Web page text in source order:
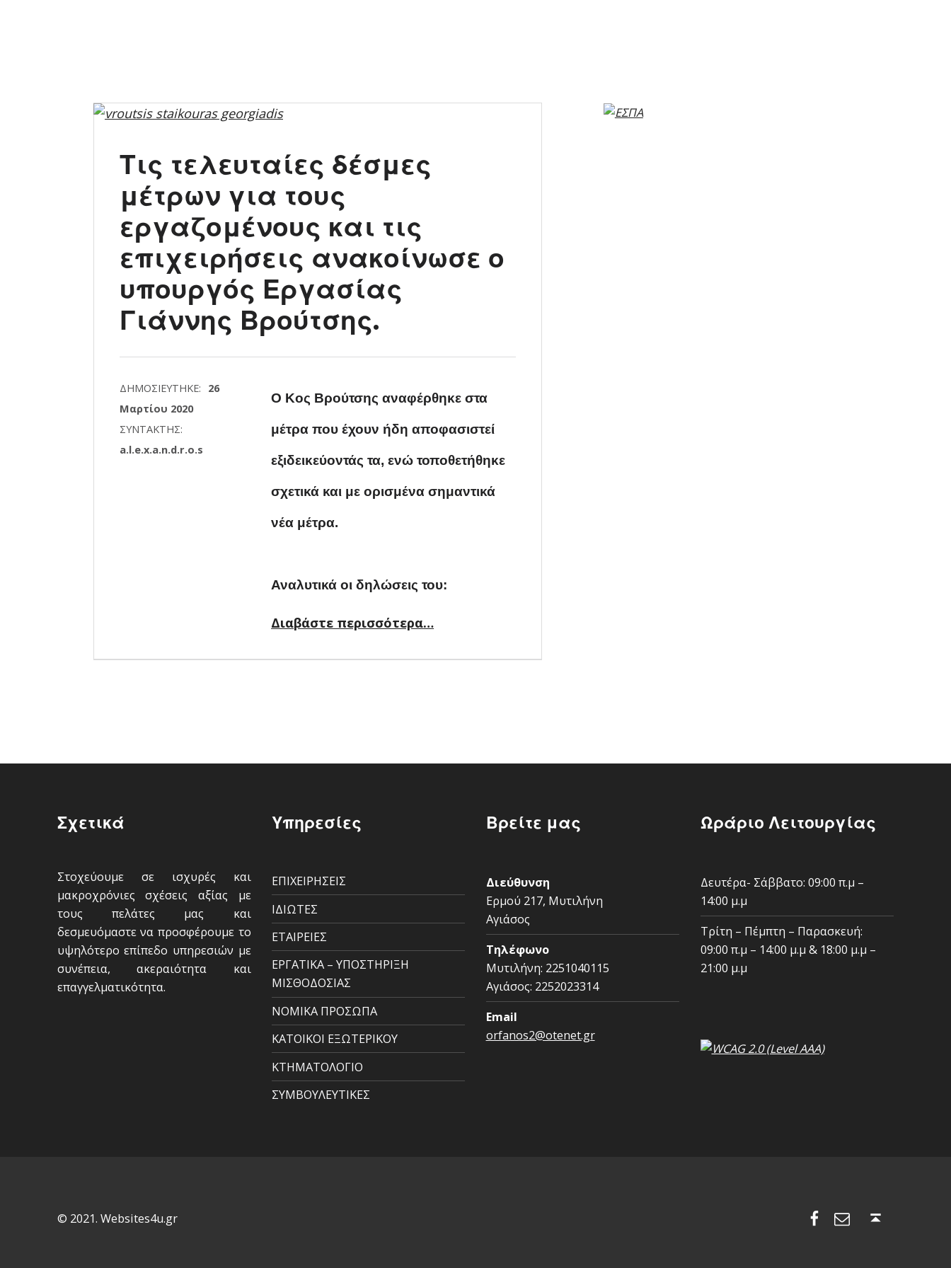
Τις τελευταίες δέσμες
μέτρων για τους
εργαζομένους και τις
επιχειρήσεις ανακοίνωσε ο
υπουργός Εργασίας
Γιάννης Βρούτσης.
ΔΗΜΟΣΙΕΎΤΗΚΕ: 26
Μαρτίου 2020
ΣΥΝΤΆΚΤΗΣ:
a.l.e.x.a.n.d.r.o.s
Ο Κος Βρούτσης αναφέρθηκε στα
μέτρα που έχουν ήδη αποφασιστεί
εξιδεικεύοντάς τα, ενώ τοποθετήθηκε
σχετικά και με ορισμένα σημαντικά
νέα μέτρα.
Αναλυτικά οι δηλώσεις του:
Διαβάστε περισσότερα“Τις τελευταίες δέσμες μέτρων για τους εργαζομένους και τις επιχειρήσεις ανακοίνωσε ο υπουργός Εργασίας Γιάννης Βρούτσης.”
…
Σχετικά
Στοχεύουμε σε ισχυρές και
μακροχρόνιες σχέσεις αξίας µε
τους πελάτες µας και
δεσµευόµαστε να προσφέρουμε το
υψηλότερο επίπεδο υπηρεσιών µε
συνέπεια, ακεραιότητα και
επαγγελµατικότητα.
Υπηρεσίες
ΕΠΙΧΕΙΡΗΣΕΙΣ
ΙΔΙΩΤΕΣ
ΕΤΑΙΡΕΙΕΣ
ΕΡΓΑΤΙΚΑ – ΥΠΟΣΤΗΡΙΞΗ
ΜΙΣΘΟΔΟΣΙΑΣ
ΝΟΜΙΚΑ ΠΡΟΣΩΠΑ
ΚΑΤΟΙΚΟΙ ΕΞΩΤΕΡΙΚΟΥ
ΚΤΗΜΑΤΟΛΟΓΙΟ
ΣΥΜΒΟΥΛΕΥΤΙΚΕΣ
Βρείτε μας
Διεύθυνση
Ερμού 217, Μυτιλήνη
Αγιάσος
Τηλέφωνο
Μυτιλήνη: 2251040115
Αγιάσος: 2252023314
Email
orfanos2@otenet.gr
Ωράριο Λειτουργίας
Δευτέρα- Σάββατο: 09:00 π.μ –
14:00 μ.μ
Τρίτη – Πέμπτη – Παρασκευή:
09:00 π.μ – 14:00 μ.μ & 18:00 μ.μ –
21:00 μ.μ
© 2021. Websites4u.gr
Facebook